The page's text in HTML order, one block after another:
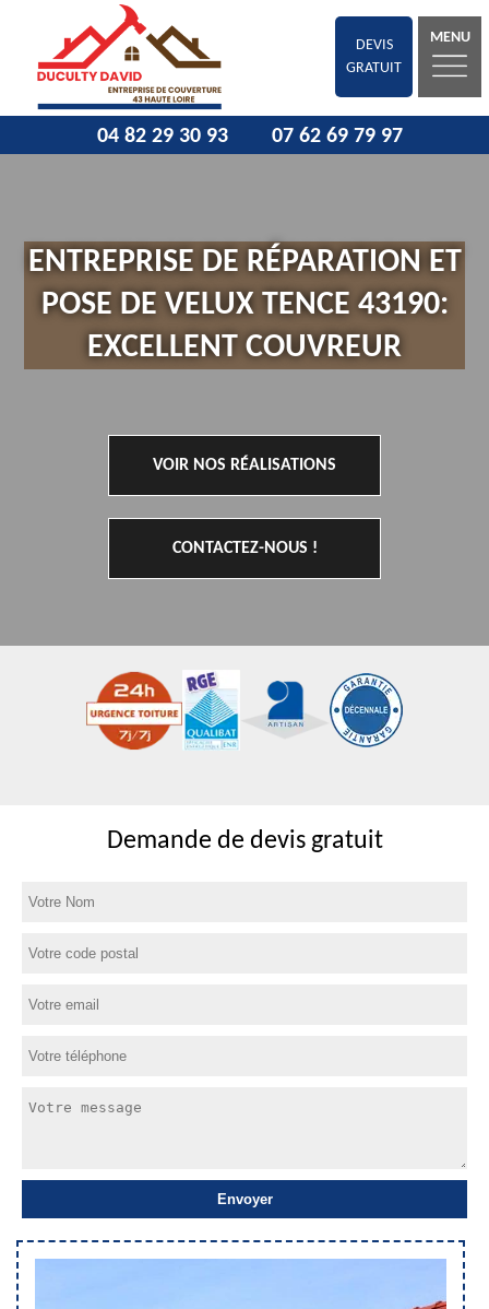
DEVIS
GRATUIT
MENU
04 82 29 30 93 07 62 69 79 97
ENTREPRISE DE RÉPARATION ET
POSE DE VELUX TENCE 43190:
EXCELLENT COUVREUR
VOIR NOS RÉALISATIONS
CONTACTEZ-NOUS !
Demande de devis gratuit